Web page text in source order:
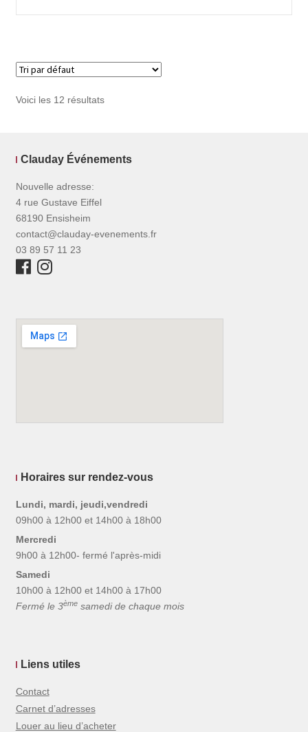
Voici les 12 résultats
Clauday Événements
Nouvelle adresse:
4 rue Gustave Eiffel
68190 Ensisheim
contact@clauday-evenements.fr
03 89 57 11 23
Horaires sur rendez-vous
Lundi, mardi, jeudi,vendredi
09h00 à 12h00 et 14h00 à 18h00
Mercredi
9h00 à 12h00- fermé l'après-midi
Samedi
10h00 à 12h00 et 14h00 à 17h00
Fermé le 3èmesamedi de chaque mois
Liens utiles
Contact
Carnet d’adresses
Louer au lieu d’acheter